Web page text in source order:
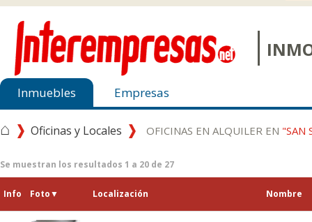
Inmuebles Empresas
⌂ Oficinas y Locales OFICINAS EN ALQUILER EN "SAN
Se muestran los resultados 1 a 20 de 27
Info Foto▼ Localización Nombre